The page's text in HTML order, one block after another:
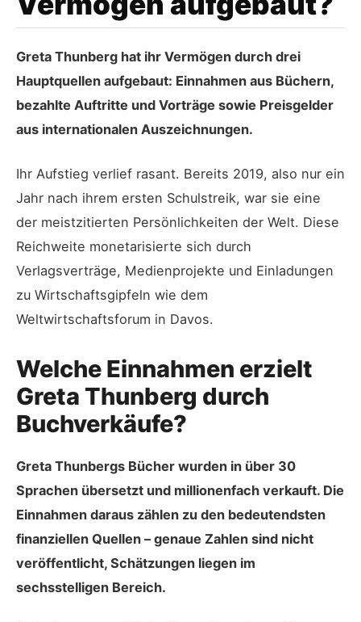
Greta Thunberg hat ihr Vermögen durch drei
Hauptquellen aufgebaut: Einnahmen aus Büchern,
bezahlte Auftritte und Vorträge sowie Preisgelder
aus internationalen Auszeichnungen.
Ihr Aufstieg verlief rasant. Bereits 2019, also nur ein
Jahr nach ihrem ersten Schulstreik, war sie eine
der meistzitierten Persönlichkeiten der Welt. Diese
Reichweite monetarisierte sich durch
Verlagsverträge, Medienprojekte und Einladungen
zu Wirtschaftsgipfeln wie dem
Weltwirtschaftsforum in Davos.
Welche Einnahmen erzielt
Greta Thunberg durch
Buchverkäufe?
Greta Thunbergs Bücher wurden in über 30
Sprachen übersetzt und millionenfach verkauft. Die
Einnahmen daraus zählen zu den bedeutendsten
finanziellen Quellen – genaue Zahlen sind nicht
veröffentlicht, Schätzungen liegen im
sechsstelligen Bereich.